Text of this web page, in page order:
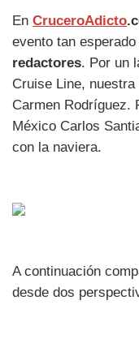
En CruceroAdicto
evento tan
redactores. Por un
Cruise Line, nuestra
Carmen Rodríguez.
México Carlos
con la naviera.
A continuación
desde dos